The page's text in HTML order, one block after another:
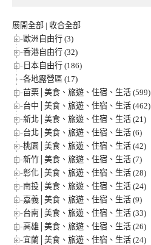
展開全部 | 收合全部
歐洲自由行 (3)
香港自由行 (32)
日本自由行 (186)
各地露營區 (17)
苗栗│美食、旅遊、住宿、生活 (599)
台中│美食、旅遊、住宿、生活 (462)
新北│美食、旅遊、住宿、生活 (21)
台北│美食、旅遊、住宿、生活 (6)
桃園│美食、旅遊、住宿、生活 (42)
新竹│美食、旅遊、住宿、生活 (7)
彰化│美食、旅遊、住宿、生活 (28)
南投│美食、旅遊、住宿、生活 (24)
嘉義│美食、旅遊、住宿、生活 (9)
台南│美食、旅遊、住宿、生活 (33)
高雄│美食、旅遊、住宿、生活 (26)
宜蘭│美食、旅遊、住宿、生活 (24)